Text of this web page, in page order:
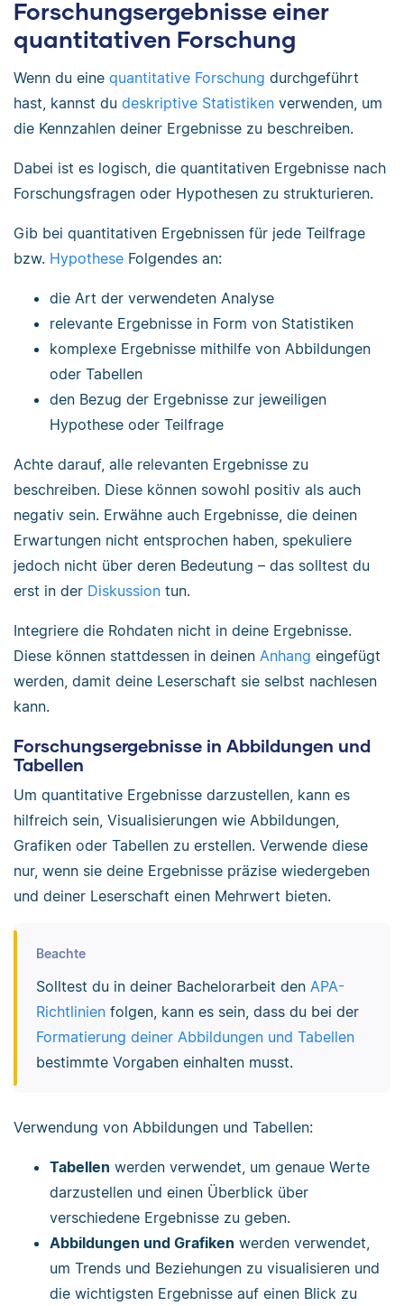
Forschungsergebnisse einer
quantitativen Forschung
Wenn du eine quantitative Forschung durchgeführt
hast, kannst du deskriptive Statistiken verwenden, um
die Kennzahlen deiner Ergebnisse zu beschreiben.
Dabei ist es logisch, die quantitativen Ergebnisse nach
Forschungsfragen oder Hypothesen zu strukturieren.
Gib bei quantitativen Ergebnissen für jede Teilfrage
bzw. Hypothese Folgendes an:
die Art der verwendeten Analyse
relevante Ergebnisse in Form von Statistiken
komplexe Ergebnisse mithilfe von Abbildungen
oder Tabellen
den Bezug der Ergebnisse zur jeweiligen
Hypothese oder Teilfrage
Achte darauf, alle relevanten Ergebnisse zu
beschreiben. Diese können sowohl positiv als auch
negativ sein. Erwähne auch Ergebnisse, die deinen
Erwartungen nicht entsprochen haben, spekuliere
jedoch nicht über deren Bedeutung – das solltest du
erst in der Diskussion tun.
Integriere die Rohdaten nicht in deine Ergebnisse.
Diese können stattdessen in deinen Anhang eingefügt
werden, damit deine Leserschaft sie selbst nachlesen
kann.
Forschungsergebnisse in Abbildungen und
Tabellen
Um quantitative Ergebnisse darzustellen, kann es
hilfreich sein, Visualisierungen wie Abbildungen,
Grafiken oder Tabellen zu erstellen. Verwende diese
nur, wenn sie deine Ergebnisse präzise wiedergeben
und deiner Leserschaft einen Mehrwert bieten.
Beachte
Solltest du in deiner Bachelorarbeit den APA-
Richtlinienfolgen, kann es sein, dass du bei der
Formatierung deiner Abbildungen und Tabellen
bestimmte Vorgaben einhalten musst.
Verwendung von Abbildungen und Tabellen:
Tabellen werden verwendet, um genaue Werte
darzustellen und einen Überblick über
verschiedene Ergebnisse zu geben.
Abbildungen und Grafiken werden verwendet,
um Trends und Beziehungen zu visualisieren und
die wichtigsten Ergebnisse auf einen Blick zu